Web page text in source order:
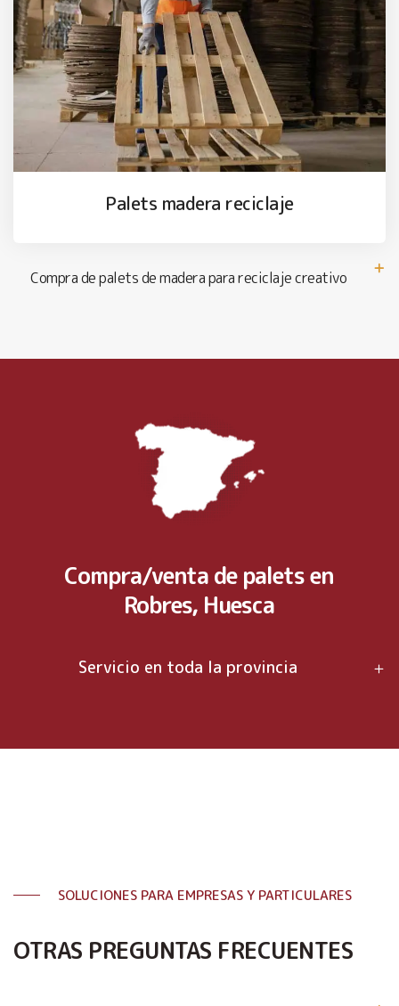
Palets madera reciclaje
Compra de palets de madera para reciclaje creativo
Compra/venta de palets en
Robres, Huesca
Servicio en toda la provincia
SOLUCIONES PARA EMPRESAS Y PARTICULARES
OTRAS PREGUNTAS FRECUENTES